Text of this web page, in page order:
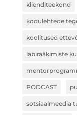
klienditeekond
kodulehtede
koolitused
läbirääkimiste
PODCAST
sotsiaalmeedia